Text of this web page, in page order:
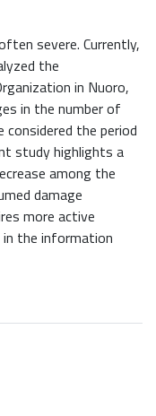
severe. Currently,
the
in Nuoro,
in the number of
the period
study highlights a
among the
damage
more active
the information